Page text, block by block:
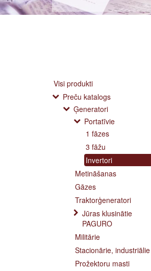
Visi produkti
Preču katalogs
Ģeneratori
Portatīvie
1 fāzes
3 fāžu
Invertori
Metināšanas
Gāzes
Traktorģeneratori
Jūras klusinātie
PAGURO
Militārie
Stacionārie, industriālie
Prožektoru masti